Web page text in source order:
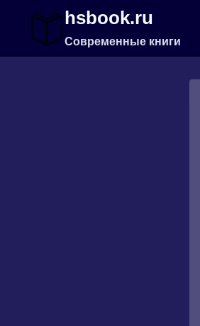
содержимому
hsbook.ru
Современные книги